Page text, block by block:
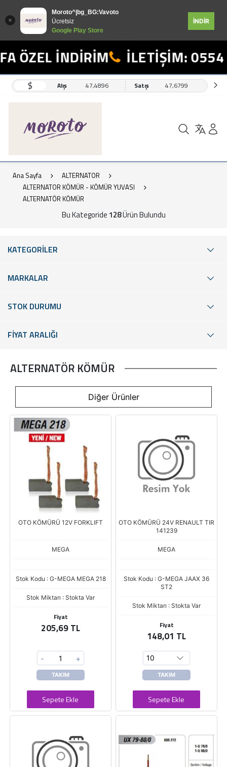
Moroto^|bg_BG:Vavoto
Ücretsiz
Google Play Store
İNDİR
İNDİRİM İLETİŞİM: 0554
$ Alış 47,4896 Satış 47,6799
Ana Sayfa
ALTERNATOR
ALTERNATOR KÖMÜR - KÖMÜR YUVASI
ALTERNATÖR KÖMÜR
Bu Kategoride 128Ürün Bulundu
KATEGORİLER
MARKALAR
STOK DURUMU
FİYAT ARALIĞI
ALTERNATÖR KÖMÜR
Diğer Ürünler
OTO KÖMÜRÜ 12V FORKLIFT
MEGA
Stok Kodu : G-MEGA MEGA 218
Stok Miktarı : Stokta Var
Fiyat
205,69 TL
- +
TAKIM
Sepete Ekle
OTO KÖMÜRÜ 24V RENAULT TIR
141239
MEGA
Stok Kodu : G-MEGA JAAX 36
ST2
Stok Miktarı : Stokta Var
Fiyat
148,01 TL
TAKIM
Sepete Ekle